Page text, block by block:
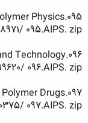
095.Polymer Physics
095.AIPS. zip
096.Filled Polymers I Science and Technology
096.AIPS. zip
097.Synthesis. Mechanism. Polymer Drugs
097.AIPS. zip